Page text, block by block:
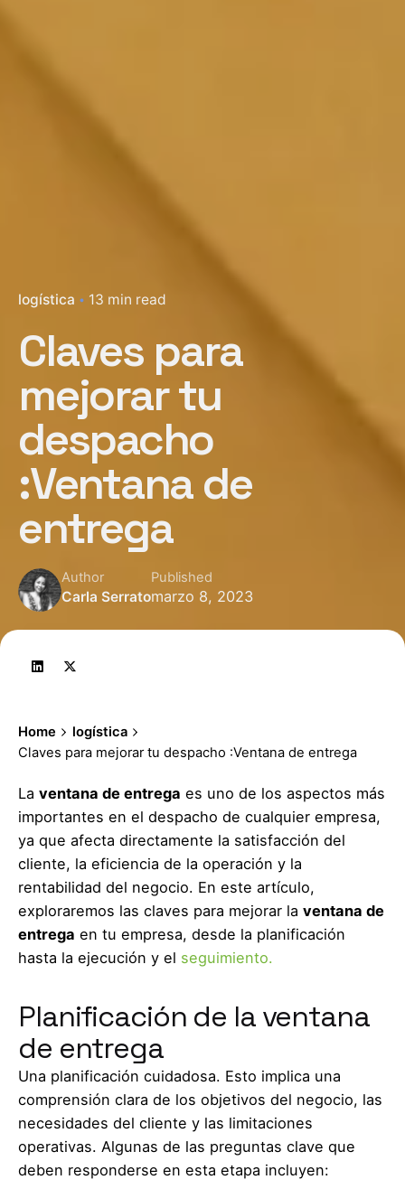
logística 13 min read
Claves para
mejorar tu
despacho
:Ventana de
entrega
Author
Carla Serrato
Published
marzo 8, 2023
Home
logística
Claves para mejorar tu despacho :Ventana de entrega
La ventana de entrega es uno de los aspectos más
importantes en el despacho de cualquier empresa,
ya que afecta directamente la satisfacción del
cliente, la eficiencia de la operación y la
rentabilidad del negocio. En este artículo,
exploraremos las claves para mejorar la ventana de
entrega en tu empresa, desde la planificación
hasta la ejecución y el seguimiento.
Planificación de la ventana
de entrega
Una planificación cuidadosa. Esto implica una
comprensión clara de los objetivos del negocio, las
necesidades del cliente y las limitaciones
operativas. Algunas de las preguntas clave que
deben responderse en esta etapa incluyen: